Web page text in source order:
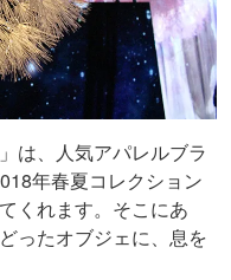
は、人気アパレルブラ
年春夏コレクション
くれます。そこにあ
ったオブジェに、息を